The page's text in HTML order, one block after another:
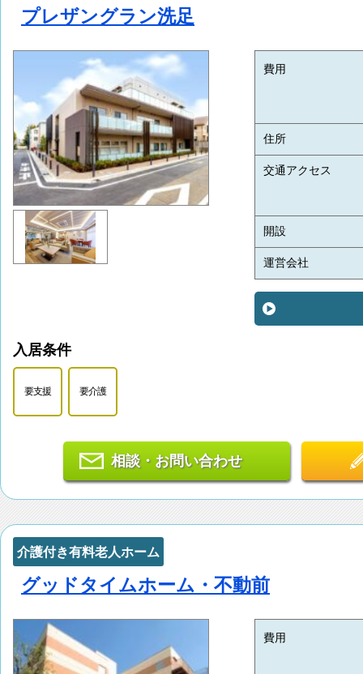
プレザングラン洗足
費用
住所
交通アクセス
開設
運営会社
入居条件
要支援 要介護
相談・お問い合わせ
介護付き有料老人ホーム
グッドタイムホーム・不動前
費用